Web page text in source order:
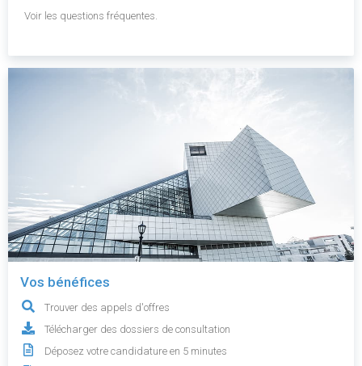
Voir les questions fréquentes.
Vos bénéfices
Trouver des appels d'offres
Télécharger des dossiers de consultation
Déposez votre candidature en 5 minutes